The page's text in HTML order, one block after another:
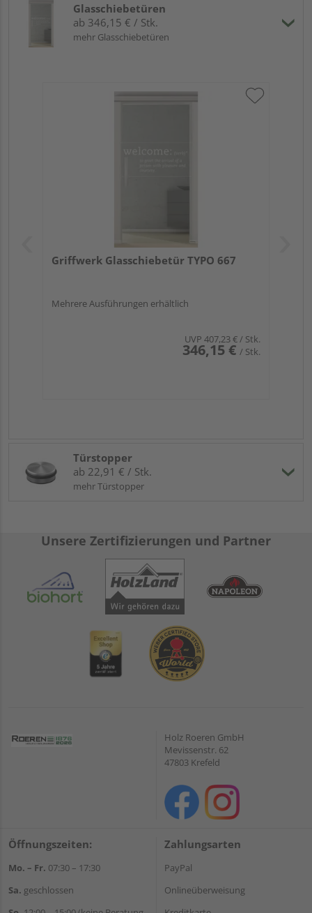
Glasschiebetüren
ab 346,15 € / Stk.
mehr Glasschiebetüren
Griffwerk Glasschiebetür TYPO 667
Mehrere Ausführungen erhältlich
UVP 407,23 €/ Stk.
346,15 € / Stk.
Türstopper
ab 22,91 € / Stk.
mehr Türstopper
Unsere Zertifizierungen und Partner
Holz Roeren GmbH
Mevissenstr. 62
47803 Krefeld
Öffnungszeiten:
Mo. – Fr. 07:30 – 17:30
Sa. geschlossen
Zahlungsarten
PayPal
Onlineüberweisung